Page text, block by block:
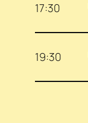
17:30
19:30